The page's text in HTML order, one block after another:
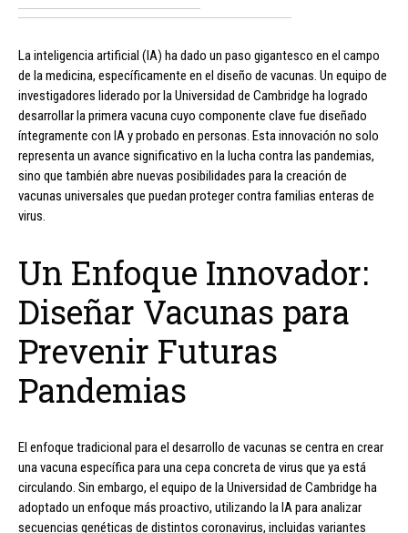
La inteligencia artificial (IA) ha dado un paso gigantesco en el campo
de la medicina, específicamente en el diseño de vacunas. Un equipo de
investigadores liderado por la Universidad de Cambridge ha logrado
desarrollar la primera vacuna cuyo componente clave fue diseñado
íntegramente con IA y probado en personas. Esta innovación no solo
representa un avance significativo en la lucha contra las pandemias,
sino que también abre nuevas posibilidades para la creación de
vacunas universales que puedan proteger contra familias enteras de
virus.
Un Enfoque Innovador:
Diseñar Vacunas para
Prevenir Futuras
Pandemias
El enfoque tradicional para el desarrollo de vacunas se centra en crear
una vacuna específica para una cepa concreta de virus que ya está
circulando. Sin embargo, el equipo de la Universidad de Cambridge ha
adoptado un enfoque más proactivo, utilizando la IA para analizar
secuencias genéticas de distintos coronavirus, incluidas variantes